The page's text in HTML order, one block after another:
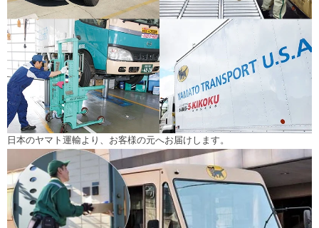
日本のヤマト運輸より、お客様の元へお届けします。